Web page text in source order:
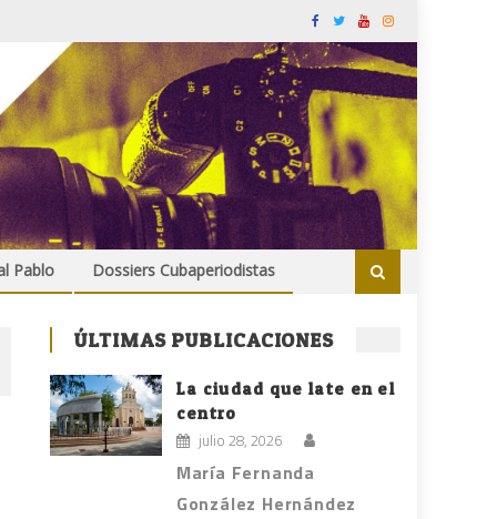
Pablo Dossiers Cubaperiodistas
ÚLTIMAS PUBLICACIONES
La ciudad que late en el
centro
julio 28, 2026
María Fernanda
González Hernández